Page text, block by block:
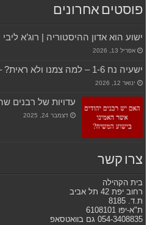
פוסטים אחרונים
ישוע הוא אדון ההיסטוריה | רוג’א ליבי
אפריל 13, 2026
ישעיה נח 1-6 – למה צמנו ולא ראית? – האח מיכאל בנטלי
ינואר 12, 2026
עדויות של רבנים
דצמבר 24, 2025
צרו קשר
בית הקהילה
רחוב יפת 42 תל אביב
ת.ד. 8185
ת"א-יפו 6108101
054-3408835 גם בוואטסאפ